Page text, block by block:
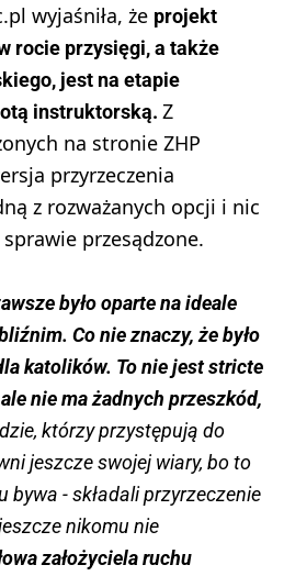
wyjaśniła, że projekt
rocie przysięgi, a także
jest na etapie
instruktorską. Z
na stronie ZHP
przyrzeczenia
z rozważanych opcji i nic
przesądzone.
było oparte na ideale
Co nie znaczy, że było
katolików. To nie jest stricte
nie ma żadnych przeszkód,
którzy przystępują do
jeszcze swojej wiary, bo to
bywa - składali przyrzeczenie
nikomu nie
założyciela ruchu